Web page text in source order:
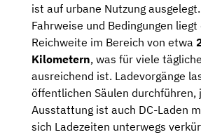
ist auf urbane Nutzung
Fahrweise und Bedingungen liegt
Reichweite im Bereich von etwa
Kilometern, was für viele
ausreichend ist. Ladevorgänge
öffentlichen Säulen durchführen,
Ausstattung ist auch DC-Laden
sich Ladezeiten unterwegs